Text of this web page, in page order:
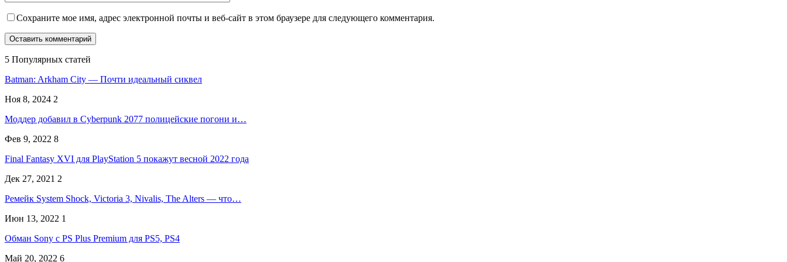
Сохраните мое имя, адрес электронной почты и веб-сайт в этом браузере для следующего комментария.
5 Популярных статей
Batman: Arkham City — Почти идеальный сиквел
Ноя 8, 2024 2
Моддер добавил в Cyberpunk 2077 полицейские погони и…
Фев 9, 2022 8
Final Fantasy XVI для PlayStation 5 покажут весной 2022 года
Дек 27, 2021 2
Ремейк System Shock, Victoria 3, Nivalis, The Alters — что…
Июн 13, 2022 1
Обман Sony с PS Plus Premium для PS5, PS4
Май 20, 2022 6